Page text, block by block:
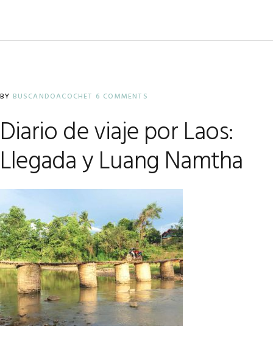
BY BUSCANDOACOCHET 6 COMMENTS
Diario de viaje por Laos:
Llegada y Luang Namtha